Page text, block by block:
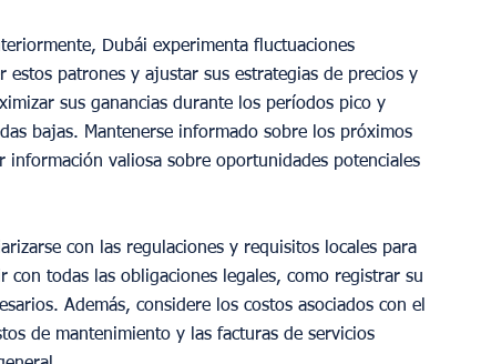
Dubái experimenta fluctuaciones
estos patrones y ajustar sus estrategias de precios y
sus ganancias durante los períodos pico y
bajas. Mantenerse informado sobre los próximos
valiosa sobre oportunidades potenciales
con las regulaciones y requisitos locales para
todas las obligaciones legales, como registrar su
Además, considere los costos asociados con el
de mantenimiento y las facturas de servicios